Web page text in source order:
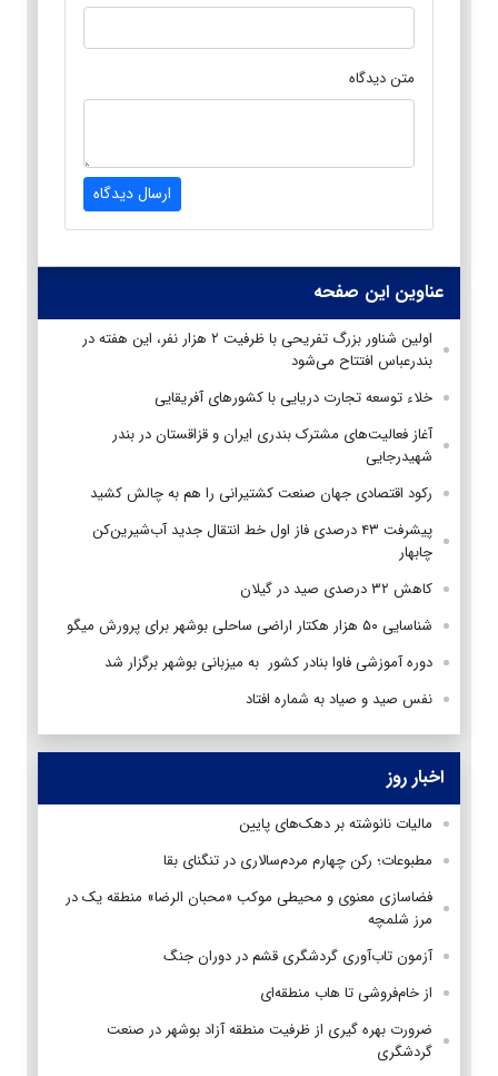
متن دیدگاه
ارسال دیدگاه
عناوین این صفحه
اولین شناور بزرگ تفریحی با ظرفیت ۲ هزار نفر، این هفته در
بندرعباس افتتاح می‌شود
خلاء توسعه تجارت دریایی با کشورهای آفریقایی
آغاز فعالیت‌های مشترک بندری ایران و قزاقستان در بندر
شهیدرجایی
رکود اقتصادی جهان صنعت کشتیرانی را هم به چالش کشید
پیشرفت ۴۳ درصدی فاز اول خط انتقال جدید آب‌شیرین‌کن
چابهار
کاهش ۳۲ درصدی صید در گیلان
شناسایی ۵۰ هزار هکتار اراضی ساحلی بوشهر برای پرورش میگو
دوره آموزشی فاوا بنادر کشور به میزبانی بوشهر برگزار شد
نفس صید و صیاد به شماره افتاد
اخبار روز
مالیات نانوشته بر دهک‌های پایین
مطبوعات؛ رکن چهارم مردم‌سالاری در تنگنای بقا
فضاسازی معنوی و محیطی موکب «محبان الرضا» منطقه یک در
مرز شلمچه
آزمون تاب‌آوری گردشگری قشم در دوران جنگ
از خام‌فروشی تا هاب منطقه‌ای
ضرورت بهره گیری از ظرفیت منطقه آزاد بوشهر در صنعت
گردشگری